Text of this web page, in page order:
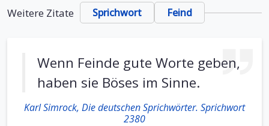
Weitere Zitate Sprichwort Feind
Wenn Feinde gute Worte geben,
haben sie Böses im Sinne.
Karl Simrock, Die deutschen Sprichwörter. Sprichwort
2380